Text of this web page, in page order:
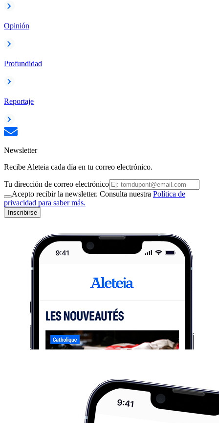
Opinión
Profundidad
Reportaje
Newsletter
Recibe Aleteia cada día en tu correo electrónico.
Tu dirección de correo electrónico
Acepto recibir la newsletter. Consulta nuestra Política de
privacidad para saber más.
Inscribirse